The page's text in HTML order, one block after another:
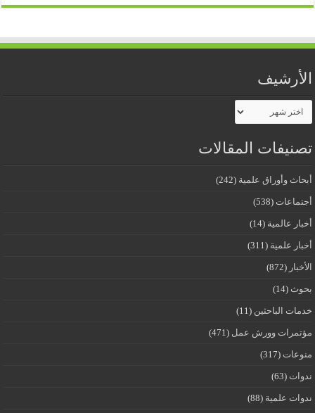
الأرشيف
الأرشيف
تصنيفات المقالات
أبحاث وأوراق علمية (242)
أجتماعات (538)
أخبار عالمية (14)
أخبار علمية (311)
الأخبار (872)
بحوث (14)
خدمات الباحثين (11)
مؤتمرات وورش عمل (471)
منوعات (317)
ندوات (63)
ندوات علمية (88)